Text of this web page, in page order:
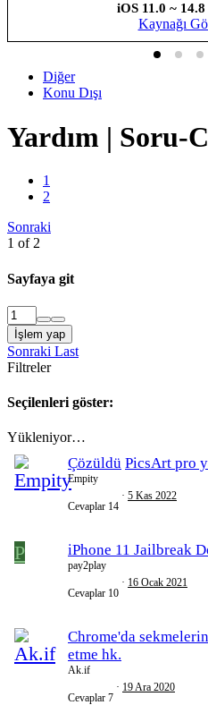
iOS 11.0 ~
Kaynağı
Diğer
Konu Dışı
Yardım | Soru-
1
2
Sonraki
1 of 2
Sayfaya git
İşlem yap
Sonraki Last
Filtreler
Seçilenleri göster:
Yükleniyor…
Çözüldü PicsArt pro
Empity
Cevaplar 14
5 Kas 2022
P iPhone 11 Jailbreak
pay2play
Cevaplar 10
16 Ocak 2021
Chrome'da
etme hk.
Ak.if
Cevaplar 7
19 Ara 2020